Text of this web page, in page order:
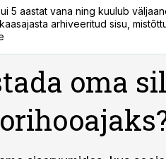
5 aastat vana ning kuulub
arhiveeritud sisu,
oma